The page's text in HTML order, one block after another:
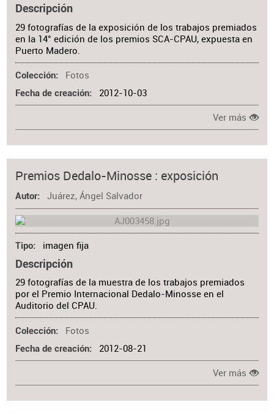
Descripción
29 fotografías de la exposición de los trabajos premiados
en la 14° edición de los premios SCA-CPAU, expuesta en
Puerto Madero.
Colección Fotos
Fecha de creación 2012-10-03
Ver más
Premios Dedalo-Minosse : exposición
Autor Juárez, Ángel Salvador
Tipo imagen fija
Descripción
29 fotografías de la muestra de los trabajos premiados
por el Premio Internacional Dedalo-Minosse en el
Auditorio del CPAU.
Colección Fotos
Fecha de creación 2012-08-21
Ver más